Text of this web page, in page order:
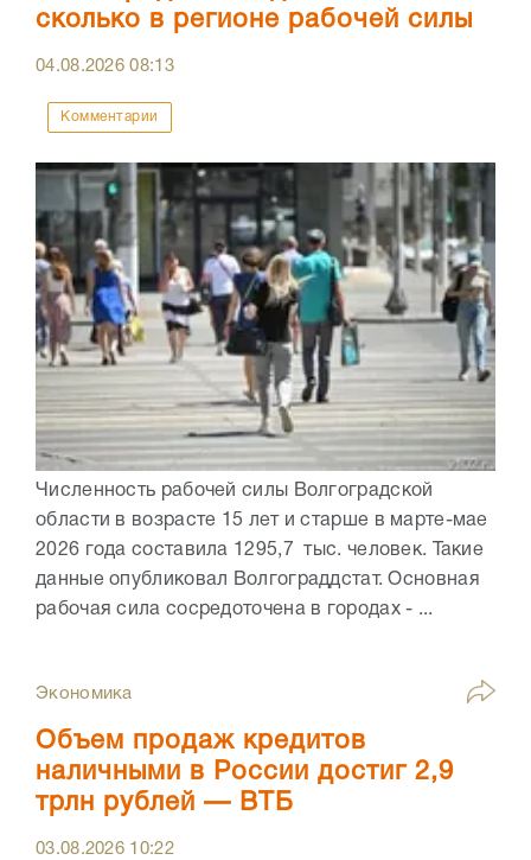
сколько в регионе рабочей силы
04.08.202608:13
Комментарии
Численность рабочей силы Волгоградской
области в возрасте 15 лет и старше в марте-мае
2026 года составила 1295,7 тыс. человек. Такие
данные опубликовал Волгограддстат. Основная
рабочая сила сосредоточена в городах - ...
Экономика
Объем продаж кредитов
наличными в России достиг 2,9
трлн рублей — ВТБ
03.08.2026 10:22